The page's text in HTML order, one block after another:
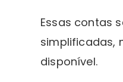
Essas contas
simplificadas,
disponível.